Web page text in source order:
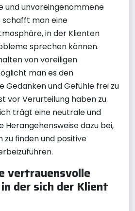
und unvoreingenommene
schafft man eine
in der Klienten
sprechen können.
von voreiligen
man es den
Gedanken und Gefühle frei zu
vor Verurteilung haben zu
trägt eine neutrale und
dazu bei,
zu finden und positive
vertrauensvolle
der sich der Klient